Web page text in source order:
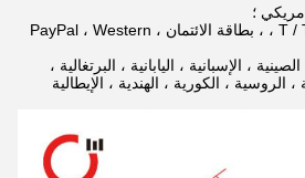
؛
نوع الدفع المقبول: T / T ، L / C ، ، بطاقة الائتمان ، PayPal ، Western
، الإسبانية ، اليابانية ، البرتغالية ،
، الروسية ، الكورية ، الهندية ، الإيطالية